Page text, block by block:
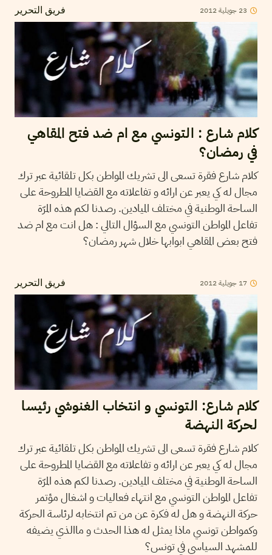
فريق التحرير 23 جويلية2012
كلام شارع : التونسي مع ام ضد فتح المقاهي
في رمضان؟
كلام شارع فقرة تسعى الى تشريك المواطن بكل تلقائية عبر ترك
مجال له كي يعبر عن ارائه و تفاعلاته مع القضايا المطروحة على
الساحة الوطنية في مختلف الميادين. رصدنا لكم هذه المرّة
تفاعل المواطن التونسي مع السؤال التالي : هل انت مع ام ضد
فتح بعض المقاهي ابوابها خلال شهر رمضان؟
فريق التحرير 17 جويلية2012
كلام شارع: التونسي و انتخاب الغنوشي رئيسا
لحركة النهضة
كلام شارع فقرة تسعى الى تشريك المواطن بكل تلقائية عبر ترك
مجال له كي يعبر عن ارائه و تفاعلاته مع القضايا المطروحة على
الساحة الوطنية في مختلف الميادين. رصدنا لكم هذه المرّة
تفاعل المواطن التونسي مع انتهاء فعاليات و اشغال مؤتمر
حركة النهضة و هل له فكرة عن من تم انتخابه لرئاسة الحركة
وكمواطن تونسي ماذا يمثل له هذا الحدث و ماالذي يضيفه
للمشهد السياسي في تونس؟